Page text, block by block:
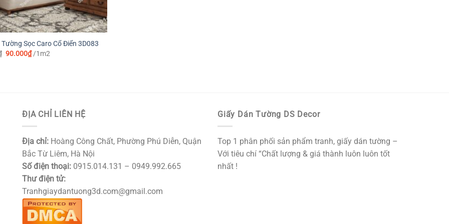
Sọc Caro Cổ Điển 3D083
Giá
90.000₫Giá
/1m2
ĐỊA CHỈ LIÊN HỆ
Địa chỉ: Hoàng Công Chất, Phường Phú Diễn, Quận
Bắc Từ Liêm, Hà Nội
Số điện thoại: 0915.014.131 – 0949.992.665
Thư điện tử:
Tranhgiaydantuong3d.com@gmail.com
Giấy Dán Tường DS Decor
Top 1 phân phối sản phẩm tranh, giấy dán tường –
Với tiêu chí “Chất lượng & giá thành luôn luôn tốt
nhất !